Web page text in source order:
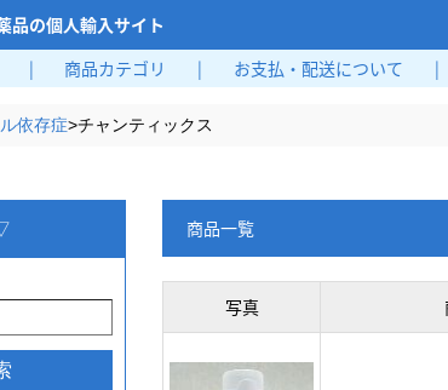
品の個人輸入サイト
| 商品カテゴリ | お支払・配送について |
依存症>チャンティックス
商品一覧
写真